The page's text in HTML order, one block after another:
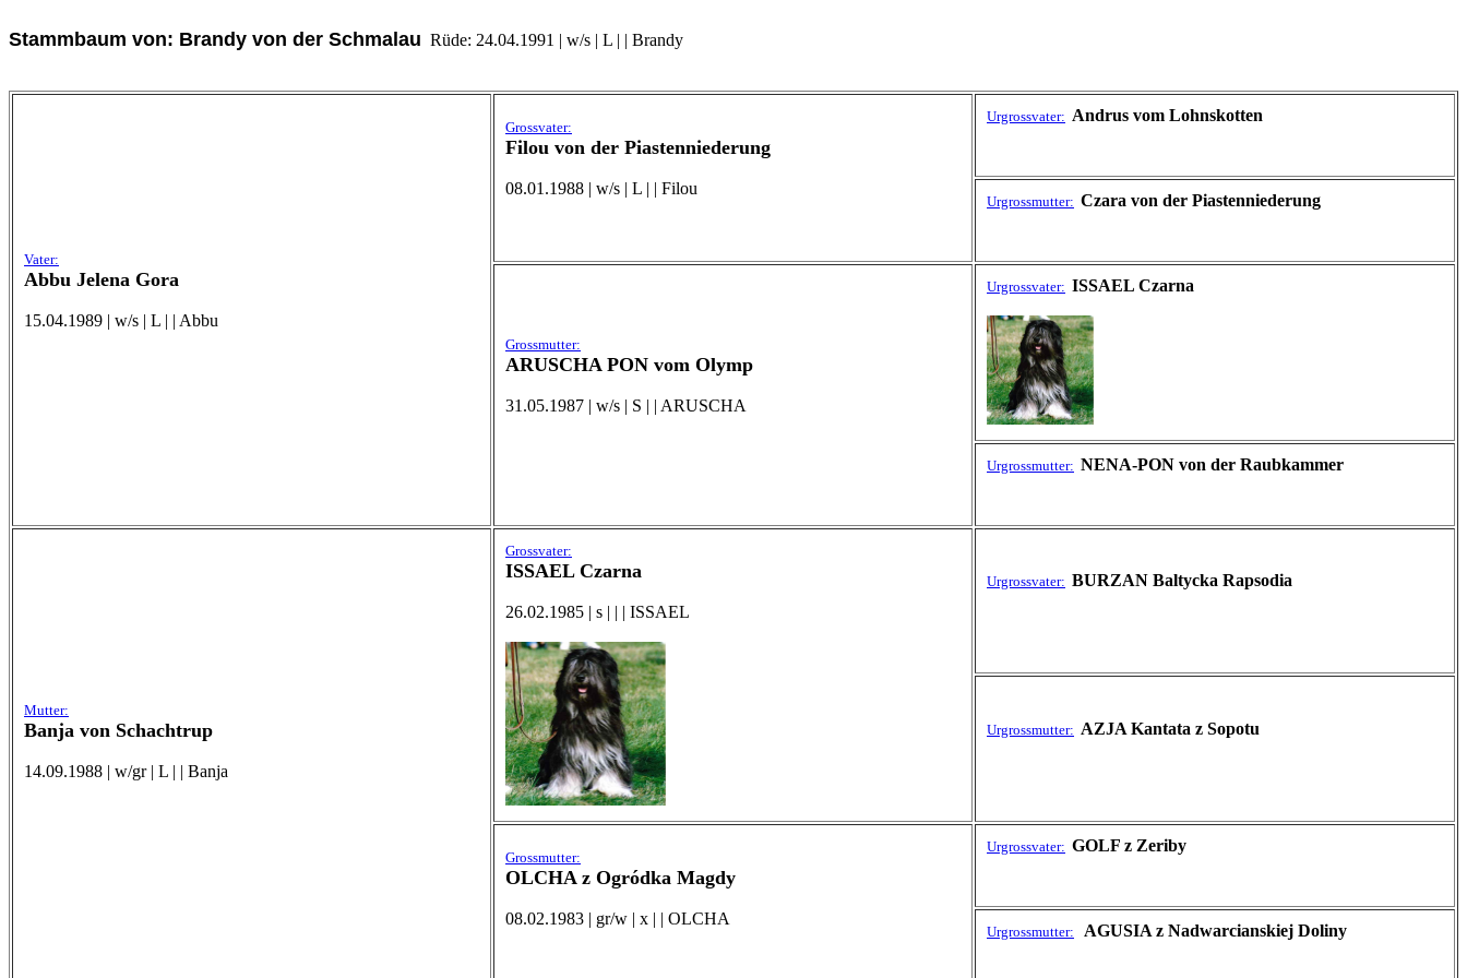
Stammbaum von: Brandy von der Schmalau Rüde: 24.04.1991 | w/s | L | | Brandy
Vater:
Abbu Jelena Gora
15.04.1989 | w/s | L | | Abbu
Grossvater:
Filou von der Piastenniederung
08.01.1988 | w/s | L | | Filou
Urgrossvater: Andrus vom Lohnskotten
Urgrossmutter: Czara von der Piastenniederung
Grossmutter:
ARUSCHA PON vom Olymp
31.05.1987 | w/s | S | | ARUSCHA
Urgrossvater: ISSAEL Czarna
Urgrossmutter: NENA-PON von der Raubkammer
Mutter:
Banja von Schachtrup
14.09.1988 | w/gr | L | | Banja
Grossvater:
ISSAEL Czarna
26.02.1985 | s | | | ISSAEL
Urgrossvater: BURZAN Baltycka Rapsodia
Urgrossmutter: AZJA Kantata z Sopotu
Grossmutter:
OLCHA z Ogródka Magdy
08.02.1983 | gr/w | x | | OLCHA
Urgrossvater: GOLF z Zeriby
Urgrossmutter: AGUSIA z Nadwarcianskiej Doliny